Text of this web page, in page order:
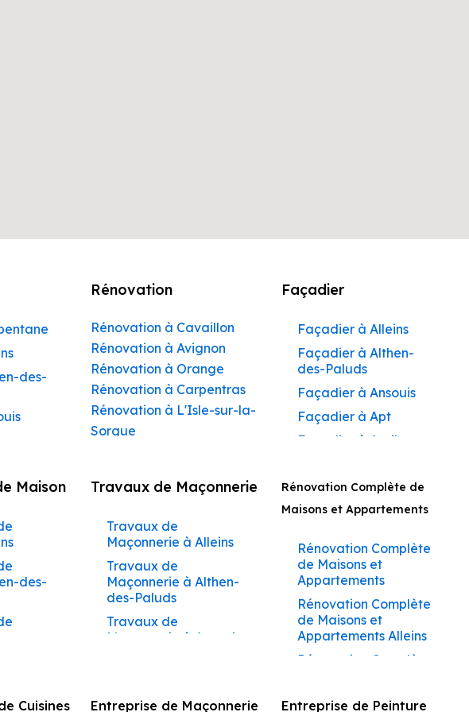
des-
Rénovation
Rénovation à Cavaillon
Rénovation à Avignon
Rénovation à Orange
Rénovation à Carpentras
Rénovation à L'Isle-sur-la-
Sorgue
Rénovation à Sorgues
Rénovation à Vaison-la-
Romaine
Rénovation à Bollène
Rénovation à Monteux
Rénovation à Valréas
Rénovation à Morières-lès-
Rénovation à Pernes-les-
Façadier
Façadier à Alleins
Façadier à Althen-
des-Paluds
Façadier à Ansouis
Façadier à Apt
Façadier à Auribeau
Façadier à
AvignonFaçadier à
Barbentane
Façadier à
Beaumettes
Façadier à Beaumont-
de-Pertuis
Façadier à Bédarrides
Maison
des-
Travaux de Maçonnerie
Travaux de
Maçonnerie à Alleins
Travaux de
Maçonnerie à Althen-
des-Paluds
Travaux de
Maçonnerie à Ansouis
Travaux de
Rénovation Complète de
Maisons et Appartements
Rénovation Complète
de Maisons et
Appartements
Rénovation Complète
de Maisons et
Appartements Alleins
Rénovation Complète
des-Paluds
Cuisines Entreprise de Maçonnerie Entreprise de Peinture